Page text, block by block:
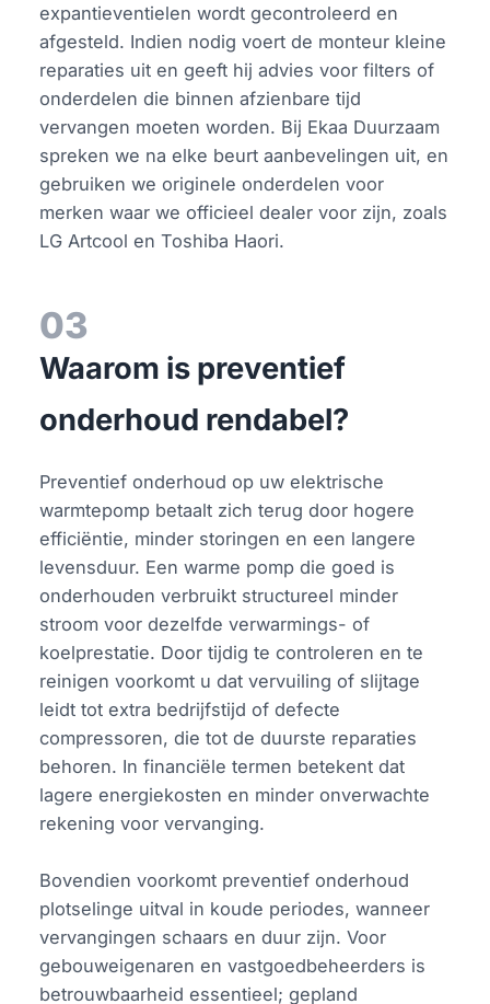
expantieventielen wordt gecontroleerd en
afgesteld. Indien nodig voert de monteur kleine
reparaties uit en geeft hij advies voor filters of
onderdelen die binnen afzienbare tijd
vervangen moeten worden. Bij Ekaa Duurzaam
spreken we na elke beurt aanbevelingen uit, en
gebruiken we originele onderdelen voor
merken waar we officieel dealer voor zijn, zoals
LG Artcool en Toshiba Haori.
03
Waarom is preventief
onderhoud rendabel?
Preventief onderhoud op uw elektrische
warmtepomp betaalt zich terug door hogere
efficiëntie, minder storingen en een langere
levensduur. Een warme pomp die goed is
onderhouden verbruikt structureel minder
stroom voor dezelfde verwarmings- of
koelprestatie. Door tijdig te controleren en te
reinigen voorkomt u dat vervuiling of slijtage
leidt tot extra bedrijfstijd of defecte
compressoren, die tot de duurste reparaties
behoren. In financiële termen betekent dat
lagere energiekosten en minder onverwachte
rekening voor vervanging.
Bovendien voorkomt preventief onderhoud
plotselinge uitval in koude periodes, wanneer
vervangingen schaars en duur zijn. Voor
gebouweigenaren en vastgoedbeheerders is
betrouwbaarheid essentieel; gepland